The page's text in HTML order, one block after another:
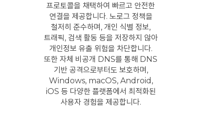
프로토콜을 채택하여 빠르고 안전한
연결을 제공합니다. 노로그 정책을
철저히 준수하며, 개인 식별 정보,
트래픽, 검색 활동 등을 저장하지 않아
개인정보 유출 위험을 차단합니다.
또한 자체 비공개 DNS를 통해 DNS
기반 공격으로부터도 보호하며,
Windows, macOS, Android,
iOS 등 다양한 플랫폼에서 최적화된
사용자 경험을 제공합니다.